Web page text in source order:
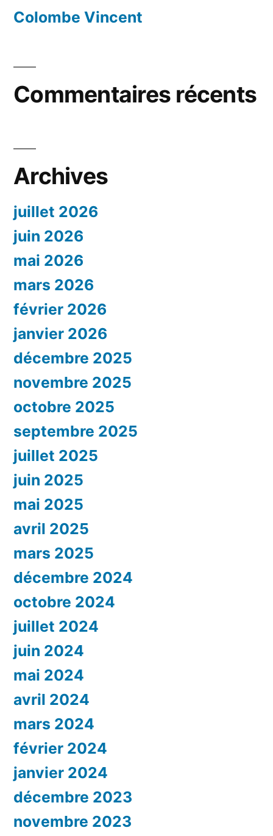
Colombe Vincent
Commentaires récents
Archives
juillet 2026
juin 2026
mai 2026
mars 2026
février 2026
janvier 2026
décembre 2025
novembre 2025
octobre 2025
septembre 2025
juillet 2025
juin 2025
mai 2025
avril 2025
mars 2025
décembre 2024
octobre 2024
juillet 2024
juin 2024
mai 2024
avril 2024
mars 2024
février 2024
janvier 2024
décembre 2023
novembre 2023